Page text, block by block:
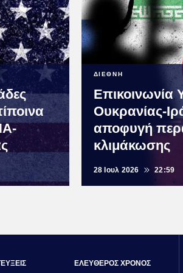
ΔΙΕΘΝΗ
Επικοινωνία
Ουκρανίας-
αποφυγή
κλιμάκωσης
28 Ιουλ 2026 22:59
ΕΛΕΥΘΕΡΟΣ ΧΡΟΝΟΣ